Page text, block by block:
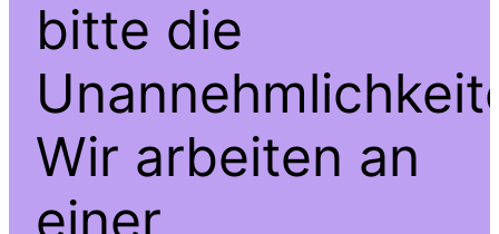
bitte die
Wir arbeiten an
einer